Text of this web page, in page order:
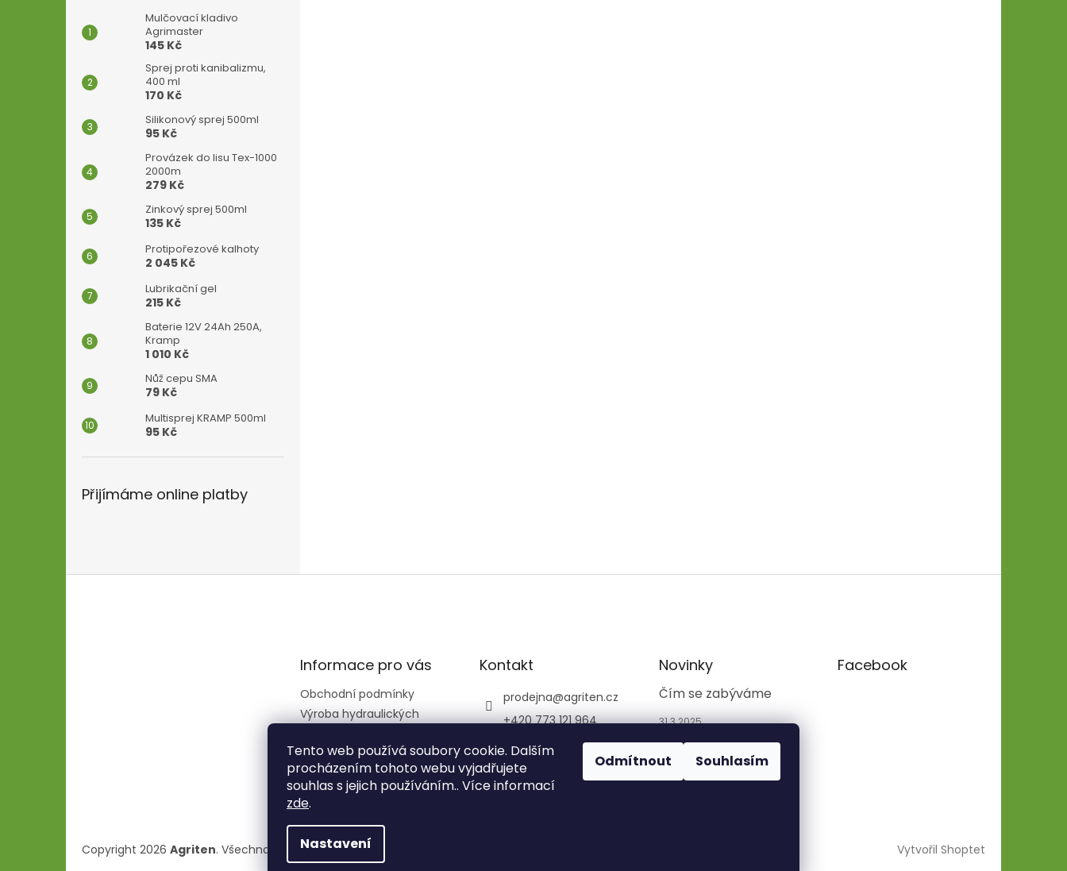
Tento web používá soubory cookie. Dalším
procházením tohoto webu vyjadřujete
souhlas s jejich používáním.. Více informací
zde.
Nastavení
Odmítnout Souhlasím
Mulčovací kladivo
Agrimaster
145 Kč
Sprej proti kanibalizmu,
400 ml
170 Kč
Silikonový sprej 500ml
95 Kč
Provázek do lisu Tex-1000
2000m
279 Kč
Zinkový sprej 500ml
135 Kč
Protipořezové kalhoty
2 045 Kč
Lubrikační gel
215 Kč
Baterie 12V 24Ah 250A,
Kramp
1 010 Kč
Nůž cepu SMA
79 Kč
Multisprej KRAMP 500ml
95 Kč
Přijímáme online platby
Informace pro vás
Obchodní podmínky
Výroba hydraulických
Kontakt
prodejna@agriten.cz
+420 773 121 964
+420 773 121 964
agriten_prodejna_tru
tnov_
Novinky
Čím se zabýváme
31.3.2025
Facebook
Vytvořil Shoptet
Copyright 2026 Agriten. Všechna práva vyhrazena.